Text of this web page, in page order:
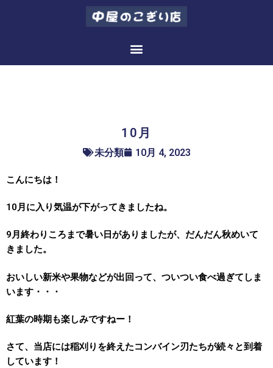
10月
未分類 10月 4, 2023
こんにちは！
10月に入り気温が下がってきましたね。
9月終わりころまで暑い日がありましたが、だんだん秋めいて
きました。
おいしい新米や果物などが出回って、ついつい食べ過ぎてしま
います・・・
紅葉の時期も楽しみですねー！
さて、当店には稲刈りを終えたコンバイン刃たちが続々と到着
しています！